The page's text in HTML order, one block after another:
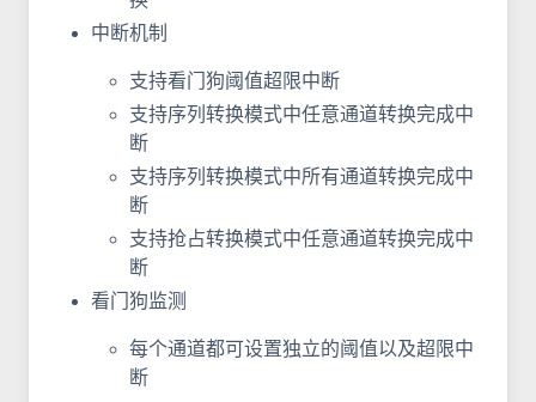
中断机制
支持看门狗阈值超限中断
支持序列转换模式中任意通道转换完成中
断
支持序列转换模式中所有通道转换完成中
断
支持抢占转换模式中任意通道转换完成中
断
看门狗监测
每个通道都可设置独立的阈值以及超限中
断